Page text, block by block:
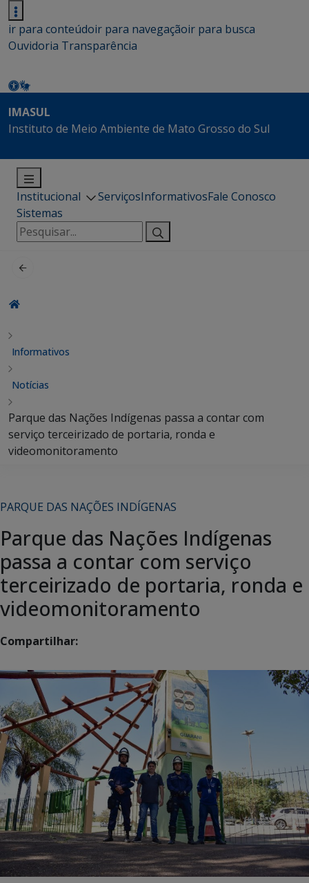
ir para conteúdoir para navegaçãoir para busca
Ouvidoria Transparência
IMASUL
Instituto de Meio Ambiente de Mato Grosso do Sul
Institucional ServiçosInformativosFale Conosco
Sistemas
Pesquisar
por:
Informativos
Notícias
Parque das Nações Indígenas passa a contar com
serviço terceirizado de portaria, ronda e
videomonitoramento
PARQUE DAS NAÇÕES INDÍGENAS
Parque das Nações Indígenas
passa a contar com serviço
terceirizado de portaria, ronda e
videomonitoramento
Compartilhar: